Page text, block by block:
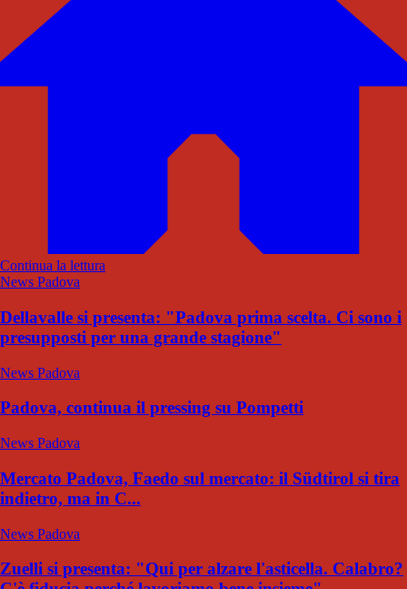
Continua la lettura
News Padova
Dellavalle si presenta: "Padova prima scelta. Ci sono i
presupposti per una grande stagione"
News Padova
Padova, continua il pressing su Pompetti
News Padova
Mercato Padova, Faedo sul mercato: il Südtirol si tira
indietro, ma in C...
News Padova
Zuelli si presenta: "Qui per alzare l'asticella. Calabro?